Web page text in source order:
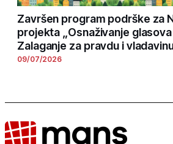
Završen program podrške za
projekta „Osnaživanje
Zalaganje za pravdu i
09/07/2026